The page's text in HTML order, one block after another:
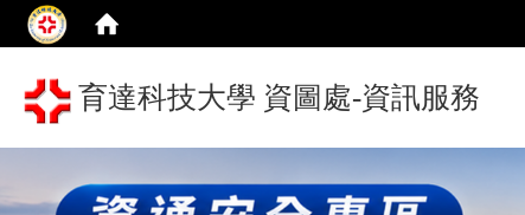
育達科技大學 資圖處-資訊服務